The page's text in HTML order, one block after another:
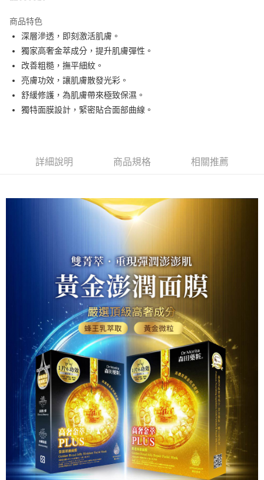
上海商業儲蓄銀行
臺灣中小企業銀行
匯豐（台灣）商業銀行
聯邦商業銀行
遠東國際商業銀行
元大商業銀行
玉山商業銀行
台灣樂天信用卡公司
上海商業儲蓄銀行
國泰世華商業銀行
匯豐（台灣）商業銀行
華泰商業銀行
聯邦商業銀行
元大商業銀行
玉山商業銀行
台新國際商業銀行
中國信託商業銀行
LINE Pay
Apple Pay
街口支付
悠遊付
Google Pay
相關說明
便利好安心！
１．簡單：不需註冊會員、不需綁卡、不需儲值。
２．便利：只要手機號碼，簡訊認證，即可結帳。
【「AFTEE先享後付」結帳流程】
１．於結帳方式選擇「AFTEE先享後付」後，將跳轉至「AFTEE先享後付」
結帳頁面，進行簡訊認證並確認金額後，即可完成結帳。
２．訂單成立數日內，您將收到繳費通知簡訊。
３．收到繳費通知簡訊後14天內，點擊此簡訊中的連結，可透過四大超商／
ATM／網路銀行／等多元方式進行付款，方視為交易完成。
※ 請注意：結帳手續完成當下不需立刻繳費，但若您需要取消訂單，請聯絡
購買商品的店家。未經商家同意取消之訂單仍視為有效，需透過AFTEE先享
後付繳納相關費用。
※ 交易是否成功請以「AFTEE先享後付 」之結帳頁面顯示為準，若有關於
是否繳費成功／繳費後需取消欲退款等相關疑問，請聯繫「AFTEE先享後付
客戶支援中心」https://netprotections.freshdesk.com/support/home
【注意事項】
１．透過由恩沛科技股份有限公司提供之「AFTEE先享後付」服務完成之交
易，需依本服務之必要範圍內提供個人資料，並將交易相關給付款項請求債
權轉讓予恩沛科技股份有限公司。
２．關於個人資料處理事宜，請瀏覽以下網址：
https://aftee.tw/terms/#terms3
３．未成年的使用者請事先徵得法定代理人或監護人之同意方可使用
「AFTEE先享後付」，若未經同意申辦者引起之損失，本公司不負相關責
任。
每筆NT$60，滿NT$799(含以上)免運費
每筆NT$60，滿NT$799(含以上)免運費
7-11取貨(快速到店)
每筆NT$95，滿NT$799(含以上)免運費
每筆NT$150
滿額免運宅配
每筆NT$100，滿NT$799(含以上)免運費
付款後門市自取
每筆NT$50，滿NT$299(含以上)免運費
商品特色
深層滲透，即刻激活肌膚。
獨家高奢金萃成分，提升肌膚彈性。
改善粗糙，撫平細紋。
亮膚功效，讓肌膚散發光彩。
舒緩修護，為肌膚帶來極致保濕。
獨特面膜設計，緊密貼合面部曲線。
詳細說明 商品規格 相關推薦